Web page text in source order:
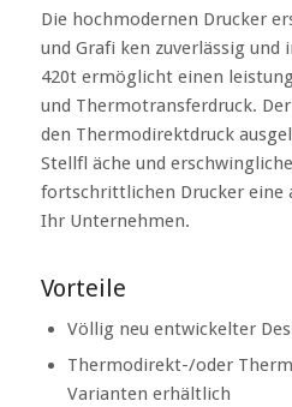
Die hochmodernen Drucker
und Grafi ken zuverlässig
420t ermöglicht einen
und Thermotransferdruck.
den Thermodirektdruck
Stellfl äche und
fortschrittlichen Drucker eine
Ihr Unternehmen.
Vorteile
Völlig neu entwickelter
Thermodirekt-/oder
Varianten erhältlich